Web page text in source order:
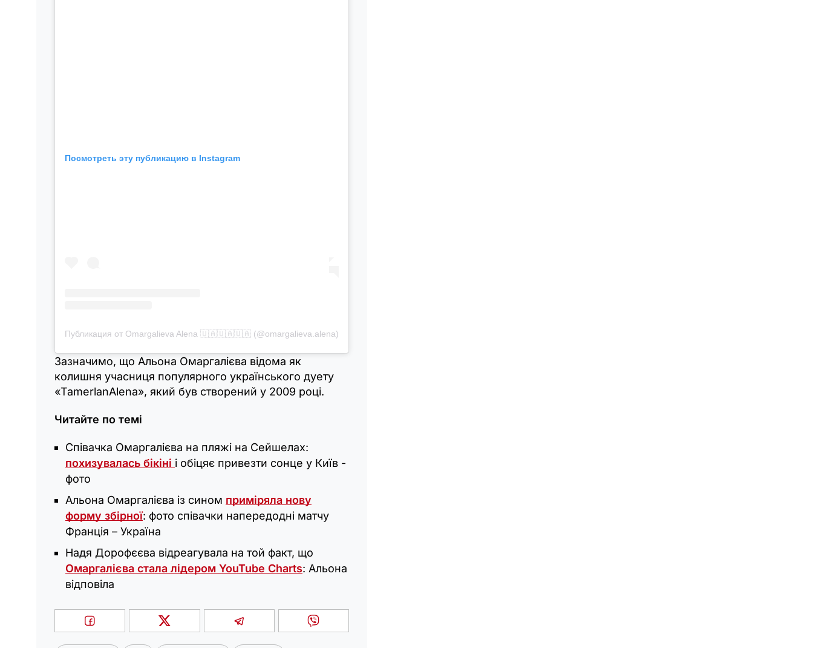
Посмотреть эту публикацию в Instagram
Публикация от Omargalieva Alena 🇺🇦🇺🇦🇺🇦 (@omargalieva.alena)
Зазначимо, що Альона Омаргалієва відома як
колишня учасниця популярного українського дуету
«TamerlanAlena», який був створений у 2009 році.
Читайте по темі
Співачка Омаргалієва на пляжі на Сейшелах:
похизувалась бікіні і обіцяє привезти сонце у Київ -
фото
Альона Омаргалієва із сином приміряла нову
форму збірної: фото співачки напередодні матчу
Франція – Україна
Надя Дорофєєва відреагувала на той факт, що
Омаргалієва стала лідером YouTube Charts: Альона
відповіла